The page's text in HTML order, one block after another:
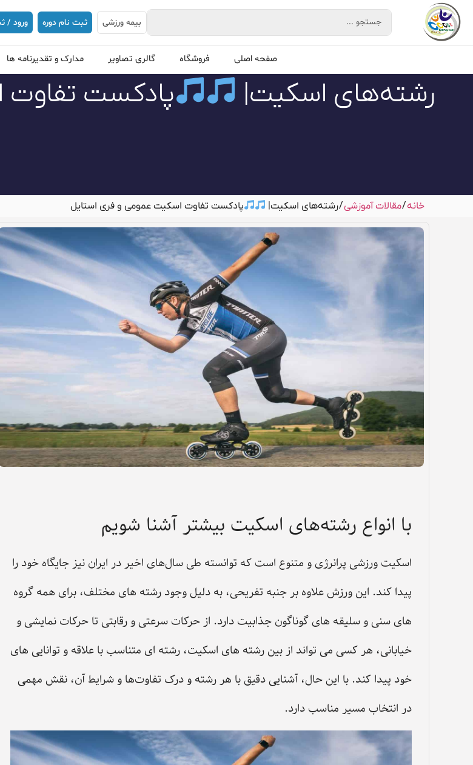
بیمه ورزشی ثبت نام دوره ورود /
صفحه اصلی فروشگاه گالری تصاویر مدارک و تقدیرنامه ها
رشته‌های اسکیت| پادکست تفاوت
خانه/مقالات آموزشی/ رشته‌های اسکیت| پادکست تفاوت اسکیت عمومی و فری استایل
با انواع رشته‌های اسکیت بیشتر آشنا شویم
اسکیت ورزشی پرانرژی و متنوع است که توانسته طی سال‌های اخیر در ایران نیز جایگاه خود را
پیدا کند. این ورزش علاوه بر جنبه تفریحی، به دلیل وجود رشته‌ های مختلف، برای همه گروه
‌های سنی و سلیقه های گوناگون جذابیت دارد. از حرکات سرعتی و رقابتی تا حرکات نمایشی و
خیابانی، هر کسی می ‌تواند از بین رشته های اسکیت، رشته ‌ای متناسب با علاقه و توانایی ‌های
خود پیدا کند. با این حال، آشنایی دقیق با هر رشته و درک تفاوت‌ها و شرایط آن، نقش مهمی
در انتخاب مسیر مناسب دارد.